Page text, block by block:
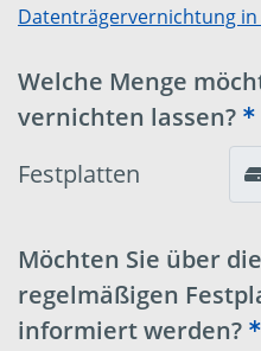
Datenträgervernichtung in
Welche Menge
vernichten lassen?
Festplatten
Möchten Sie über
regelmäßigen
informiert werden?